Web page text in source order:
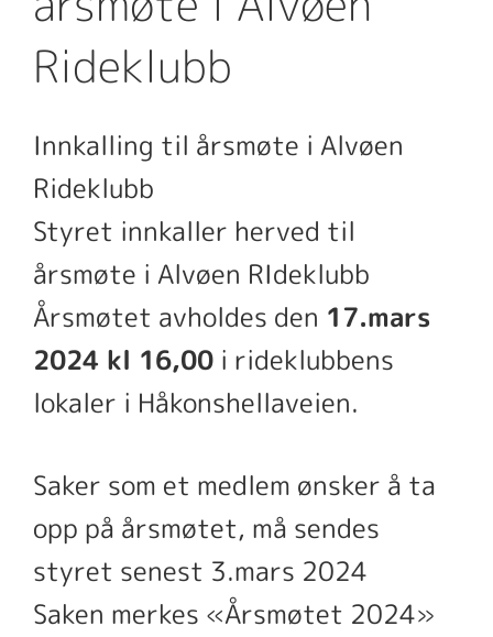
Rideklubb
Innkalling til årsmøte i Alvøen
Rideklubb
Styret innkaller herved til
årsmøte i Alvøen RIdeklubb
Årsmøtet avholdes den 17.mars
2024 kl 16,00 i rideklubbens
lokaler i Håkonshellaveien.
Saker som et medlem ønsker å ta
opp på årsmøtet, må sendes
styret senest 3.mars 2024
Saken merkes «Årsmøtet 2024»